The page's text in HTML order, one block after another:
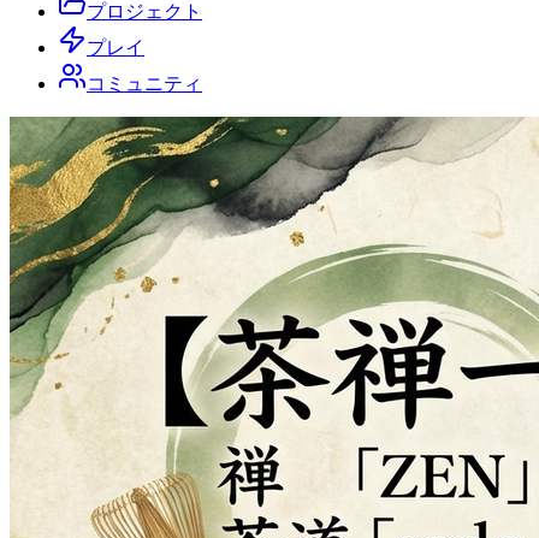
プロジェクト
プレイ
コミュニティ